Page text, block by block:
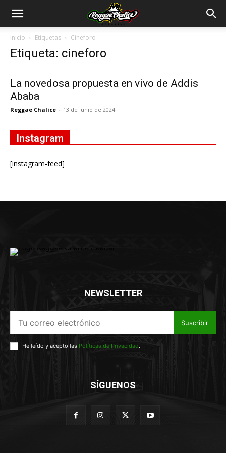
Inicio Etiquetas Cineforo
Etiqueta: cineforo
La novedosa propuesta en vivo de Addis
Ababa
Reggae Chalice - 13 de junio de 2024
Instagram
[instagram-feed]
NEWSLETTER
Suscribir
He leído y acepto las Políticas de Privacidad.
SÍGUENOS